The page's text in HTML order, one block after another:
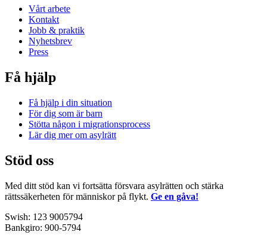
Vårt arbete
Kontakt
Jobb & praktik
Nyhetsbrev
Press
Få hjälp
Få hjälp i din situation
För dig som är barn
Stötta någon i migrationsprocess
Lär dig mer om asylrätt
Stöd oss
Med ditt stöd kan vi fortsätta försvara asylrätten och stärka
rättssäkerheten för människor på flykt. Ge en gåva!
Swish: 123 9005794
Bankgiro: 900-5794